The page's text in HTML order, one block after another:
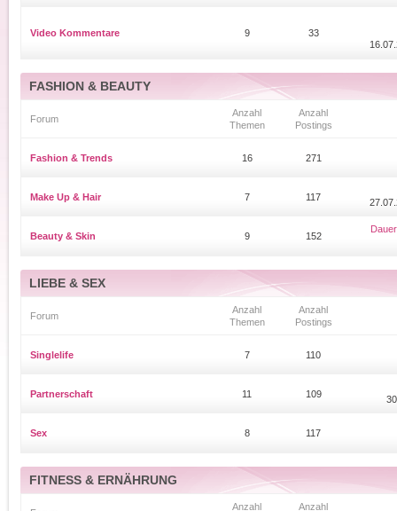
Video Kommentare 9
33
FASHION & BEAUTY
Forum
Anzahl
Themen
Anzahl
Postings
Fashion & Trends 16 271
Make Up & Hair 7 117
Beauty & Skin 9 152
LIEBE & SEX
Forum
Anzahl
Themen
Anzahl
Postings
Singlelife 7 110
Partnerschaft 11 109
Sex 8 117
FITNESS & ERNÄHRUNG
Anzahl
Anzahl